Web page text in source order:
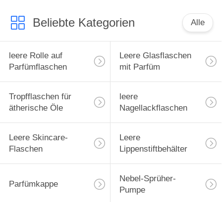
Beliebte Kategorien Alle
leere Rolle auf
Parfümflaschen
Leere Glasflaschen
mit Parfüm
Tropfflaschen für
ätherische Öle
leere
Nagellackflaschen
Leere Skincare-
Flaschen
Leere
Lippenstiftbehälter
Parfümkappe
Nebel-Sprüher-
Pumpe